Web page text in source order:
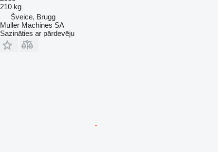
210 kg
Šveice, Brugg
Muller Machines SA
Sazināties ar pārdevēju